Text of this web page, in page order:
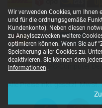
Wir verwenden Cookies, um Ihnen
und für die ordnungsgemäße
Kundenkonto). Neben diesen
zu Anaylsezwecken weitere
optimieren können. Wenn Sie auf
Speicherung aller Cookies zu.
deaktivieren. Sie können dem
Informationen .
PSE
SEC
Singapore Safety Mark
TÜV Argentina Certificado
TÜV Geprüfte Sicherheit
UKCA
UL Listed
Unsere Zahlarten
Copyright ©
Alle Preise inkl. gesetzl.